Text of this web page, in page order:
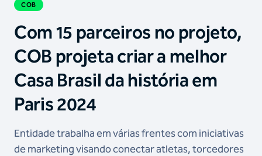
COB
Com 15 parceiros no projeto,
COB projeta criar a melhor
Casa Brasil da história em
Paris 2024
Entidade trabalha em várias frentes com iniciativas
de marketing visando conectar atletas, torcedores